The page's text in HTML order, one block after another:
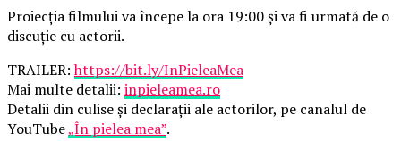
Proiecția filmului va începe la ora 19:00 și va fi urmată de o
discuție cu actorii.
TRAILER:https://bit.ly/InPieleaMea
Mai multe detalii: inpieleamea.ro
Detalii din culise și declarații ale actorilor, pe canalul de
YouTube„În pielea mea”.